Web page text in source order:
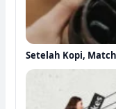
Setelah Kopi,